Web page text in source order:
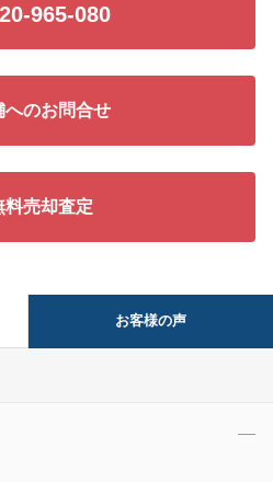
965-080
へのお問合せ
料売却査定
お客様の声